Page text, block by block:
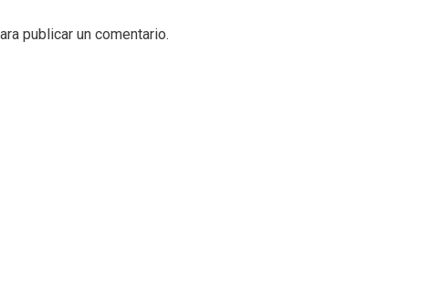
publicar un comentario.